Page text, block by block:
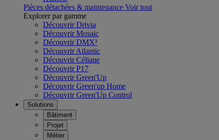
Pièces détachées & maintenance Voir tout
Explorer par gamme
Découvrir Drivia
Découvrir Mosaic
Découvrir DMX³
Découvrir Atlantic
Découvrir Céliane
Découvrir P17
Découvrir Green'Up
Découvrir Green'up Home
Découvrir Green'Up Control
Solutions
Bâtiment
Projet
Métier